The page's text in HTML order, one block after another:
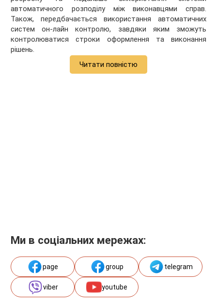
автоматичного розподілу між виконавцями справ.
Також, передбачається використання автоматичних
систем он-лайн контролю, завдяки яким зможуть
контролюватися строки оформлення та виконання
рішень.
Читати повністю
Ми в соціальних мережах:
page group telegram
viber youtube